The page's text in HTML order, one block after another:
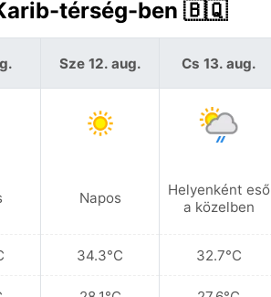
térség-ben 🇧🇶
Sze 12. aug.
Napos
34.3°C
Cs 13. aug.
Helyenként eső
a közelben
32.7°C